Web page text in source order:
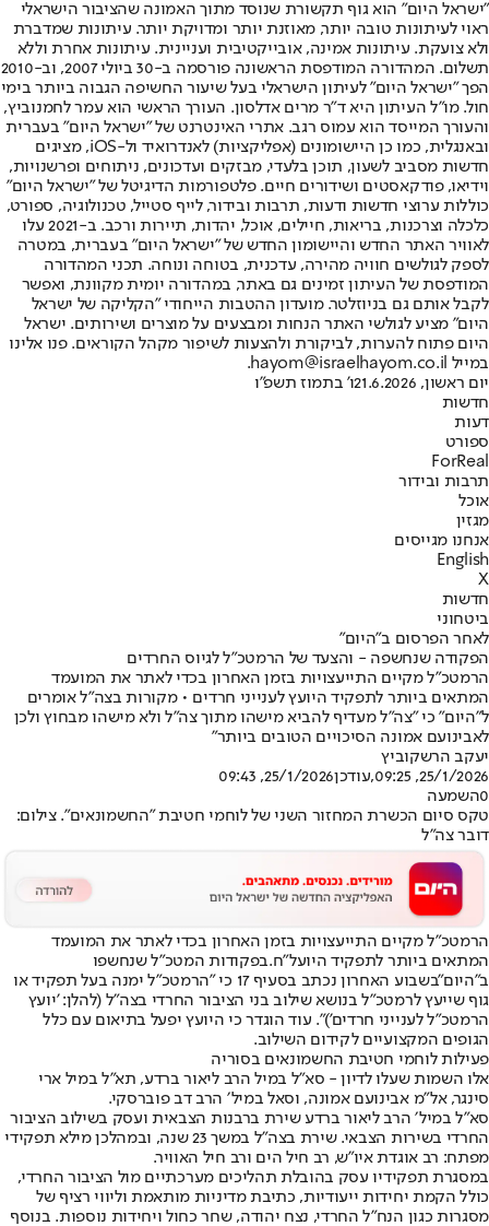
"ישראל היום" הוא גוף תקשורת שנוסד מתוך האמונה שהציבור הישראלי
ראוי לעיתונות טובה יותר, מאוזנת יותר ומדויקת יותר. עיתונות שמדברת
ולא צועקת. עיתונות אמינה, אובייקטיבית ועניינית. עיתונות אחרת וללא
תשלום. המהדורה המודפסת הראשונה פורסמה ב-30 ביולי 2007, וב-2010
הפך "ישראל היום" לעיתון הישראלי בעל שיעור החשיפה הגבוה ביותר בימי
חול. מו"ל העיתון היא ד"ר מרים אדלסון. העורך הראשי הוא עמר לחמנוביץ,
והעורך המייסד הוא עמוס רגב. אתרי האינטרנט של "ישראל היום" בעברית
ובאנגלית, כמו כן היישומונים (אפליקציות) לאנדרואיד ול-iOS, מציגים
חדשות מסביב לשעון, תוכן בלעדי, מבזקים ועדכונים, ניתוחים ופרשנויות,
וידיאו, פודקאסטים ושידורים חיים. פלטפורמות הדיגיטל של "ישראל היום"
כוללות ערוצי חדשות ודעות, תרבות ובידור, לייף סטייל, טכנולוגיה, ספורט,
כלכלה וצרכנות, בריאות, חיילים, אוכל, יהדות, תיירות ורכב. ב-2021 עלו
לאוויר האתר החדש והיישומון החדש של "ישראל היום" בעברית, במטרה
לספק לגולשים חוויה מהירה, עדכנית, בטוחה ונוחה. תכני המהדורה
המודפסת של העיתון זמינים גם באתר, במהדורה יומית מקוונת, ואפשר
לקבל אותם גם בניוזלטר. מועדון ההטבות הייחודי "הקליקה של ישראל
היום" מציע לגולשי האתר הנחות ומבצעים על מוצרים ושירותים. ישראל
היום פתוח להערות, לביקורת ולהצעות לשיפור מקהל הקוראים. פנו אלינו
במייל hayom@israelhayom.co.il.
יום ראשון, 21.6.2026
ו' בתמוז תשפ"ו
חדשות
דעות
ספורט
ForReal
תרבות ובידור
אוכל
מגזין
אנחנו מגייסים
English
X
חדשות
ביטחוני
לאחר הפרסום ב"היום"
הפקודה שנחשפה - והצעד של הרמטכ"ל לגיוס החרדים
הרמטכ״ל מקיים התייעצויות בזמן האחרון בכדי לאתר את המועמד
המתאים ביותר לתפקיד היועץ לענייני חרדים • מקורות בצה״ל אומרים
ל״היום״ כי ״צה״ל מעדיף להביא מישהו מתוך צה״ל ולא מישהו מבחוץ ולכן
לאבינועם אמונה הסיכויים הטובים ביותר״
יעקב הרשקוביץ
25/1/2026, 09:25
,עודכן25/1/2026, 09:43
0השמעה
טקס סיום הכשרת המחזור השני של לוחמי חטיבת "החשמונאים". צילום:
דובר צה"ל
הרמטכ״ל מקיים התייעצויות בזמן האחרון בכדי לאתר את המועמד
המתאים ביותר לתפקיד היועל״ח.בפקודות המטכ״ל שנחשפו
ב״היום״
בשבוע האחרון נכתב בסעיף 17 כי "הרמטכ"ל ימנה בעל תפקיד או
גוף שייעץ לרמטכ"ל בנושא שילוב בני הציבור החרדי בצה"ל (להלן: 'יועץ
הרמטכ"ל לענייני חרדים')". עוד הוגדר כי היועץ יפעל בתיאום עם כלל
הגופים המקצועיים לקידום השילוב.
פעילות לוחמי חטיבת החשמונאים בסוריה
אלו השמות שעלו לדיון - סא״ל במיל הרב ליאור ברדע, תא״ל במיל ארי
סינגר, אל״מ אבינועם אמונה, וסאל במיל׳ הרב דב פוברסקי.
סא״ל במיל׳ הרב ליאור ברדע שירת ברבנות הצבאית ועסק בשילוב הציבור
החרדי בשירות הצבאי. שירת בצה״ל במשך 23 שנה, ובמהלכן מילא תפקידי
מפתח: רב אוגדת איו״ש, רב חיל הים ורב חיל האוויר.
במסגרת תפקידיו עסק בהובלת תהליכים מערכתיים מול הציבור החרדי,
כולל הקמת יחידות ייעודיות, כתיבת מדיניות מותאמת וליווי רציף של
מסגרות כגון הנח״ל החרדי, נצח יהודה, שחר כחול ויחידות נוספות. בנוסף